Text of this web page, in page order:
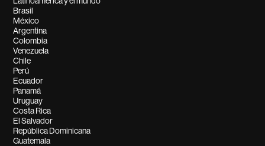
Brasil
México
Argentina
Colombia
Venezuela
Chile
Perú
Ecuador
Panamá
Uruguay
Costa Rica
El Salvador
República Dominicana
Guatemala